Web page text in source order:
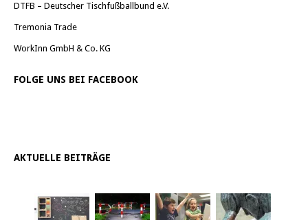
DTFB – Deutscher Tischfußballbund e.V.
Tremonia Trade
WorkInn GmbH & Co. KG
FOLGE UNS BEI FACEBOOK
AKTUELLE BEITRÄGE